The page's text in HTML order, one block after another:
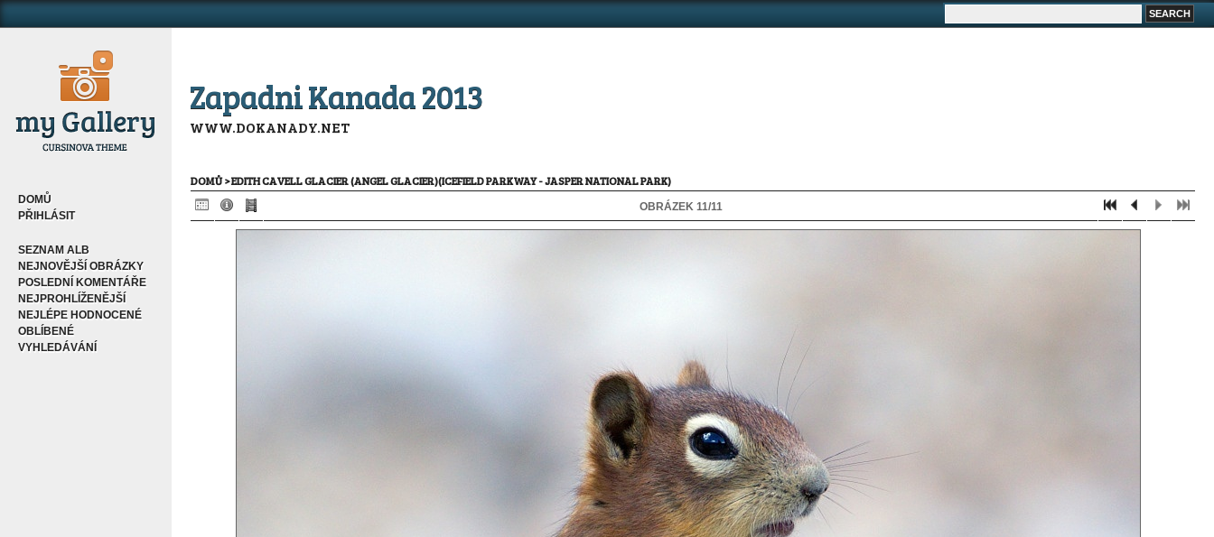
DOMŮ
PŘIHLÁSIT
SEZNAM ALB
NEJNOVĚJŠÍ OBRÁZKY
POSLEDNÍ KOMENTÁŘE
NEJPROHLÍŽENĚJŠÍ
NEJLÉPE HODNOCENÉ
OBLÍBENÉ
VYHLEDÁVÁNÍ
Zapadni Kanada 2013
WWW.DOKANADY.NET
DOMŮ>EDITH CAVELL GLACIER (ANGEL GLACIER)(ICEFIELD PARKWAY - JASPER NATIONAL PARK)
OBRÁZEK 11/11